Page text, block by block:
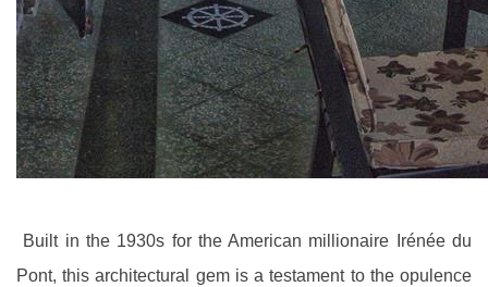
Built in the 1930s for the American millionaire Irénée du
Pont, this architectural gem is a testament to the opulence